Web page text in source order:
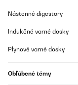
Nástenné digestory
Indukčné varné dosky
Plynové varné dosky
Obľúbené témy